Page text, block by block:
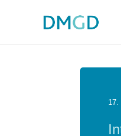
17.